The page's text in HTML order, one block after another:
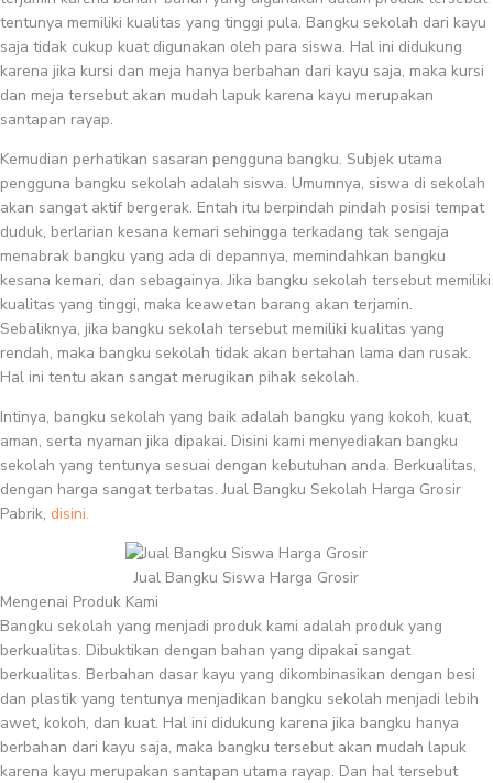
tentunya memiliki kualitas yang tinggi pula. Bangku sekolah dari kayu
saja tidak cukup kuat digunakan oleh para siswa. Hal ini didukung
karena jika kursi dan meja hanya berbahan dari kayu saja, maka kursi
dan meja tersebut akan mudah lapuk karena kayu merupakan
santapan rayap.
Kemudian perhatikan sasaran pengguna bangku. Subjek utama
pengguna bangku sekolah adalah siswa. Umumnya, siswa di sekolah
akan sangat aktif bergerak. Entah itu berpindah pindah posisi tempat
duduk, berlarian kesana kemari sehingga terkadang tak sengaja
menabrak bangku yang ada di depannya, memindahkan bangku
kesana kemari, dan sebagainya. Jika bangku sekolah tersebut memiliki
kualitas yang tinggi, maka keawetan barang akan terjamin.
Sebaliknya, jika bangku sekolah tersebut memiliki kualitas yang
rendah, maka bangku sekolah tidak akan bertahan lama dan rusak.
Hal ini tentu akan sangat merugikan pihak sekolah.
Intinya, bangku sekolah yang baik adalah bangku yang kokoh, kuat,
aman, serta nyaman jika dipakai. Disini kami menyediakan bangku
sekolah yang tentunya sesuai dengan kebutuhan anda. Berkualitas,
dengan harga sangat terbatas. Jual Bangku Sekolah Harga Grosir
Pabrik, disini.
Jual Bangku Siswa Harga Grosir
Mengenai Produk Kami
Bangku sekolah yang menjadi produk kami adalah produk yang
berkualitas. Dibuktikan dengan bahan yang dipakai sangat
berkualitas. Berbahan dasar kayu yang dikombinasikan dengan besi
dan plastik yang tentunya menjadikan bangku sekolah menjadi lebih
awet, kokoh, dan kuat. Hal ini didukung karena jika bangku hanya
berbahan dari kayu saja, maka bangku tersebut akan mudah lapuk
karena kayu merupakan santapan utama rayap. Dan hal tersebut